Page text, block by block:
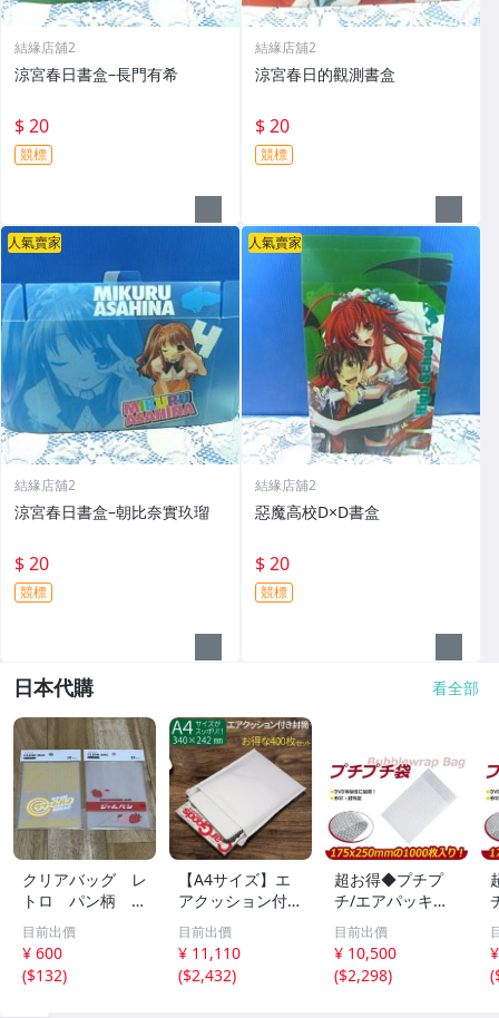
結緣店舖2
涼宮春日書盒–長門有希
$ 20
競標
結緣店舖2
涼宮春日的觀測書盒
$ 20
競標
人氣賣家
結緣店舖2
涼宮春日書盒–朝比奈實玖瑠
$ 20
競標
人氣賣家
結緣店舖2
惡魔高校D×D書盒
$ 20
競標
日本代購 看全部
クリアバッグ レ
トロ パン柄 ラ
ッピング 雑貨
可愛い
目前出價
¥ 600
($132)
【A4サイズ】エ
アクッション付き
封筒 400枚 テー
プ付き （ホワイ
ト）横262(242)×
高さ320＋フタ40
目前出價
¥ 11,110
($2,432)
超お得◆プチプ
チ/エアパッキン
袋 1000枚セット
W175ｘH250m
m/エアキャップ/
クッション/ぷち
目前出價
¥ 10,500
($2,298)
(